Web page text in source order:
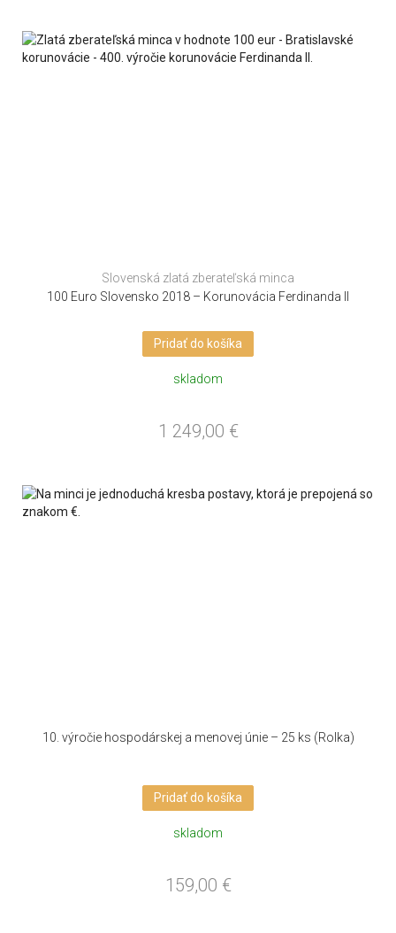
Slovenská zlatá zberateľská minca
100 Euro Slovensko 2018 – Korunovácia Ferdinanda II
Pridať do košíka
skladom
1 249,00 €
10. výročie hospodárskej a menovej únie – 25 ks (Rolka)
Pridať do košíka
skladom
159,00 €